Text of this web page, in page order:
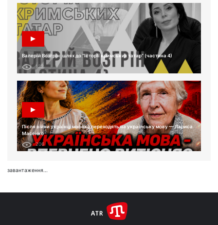
Валерій Возгрін: шлях до “Історії кримських татар” (частина 4)
132
Після війни українці масово переходять на українську мову — Лариса
Масенко
206
завантаження...